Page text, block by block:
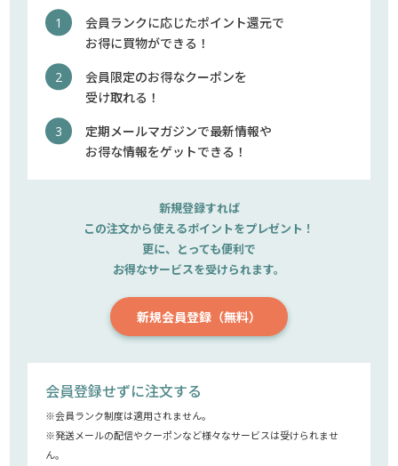
会員ランクに応じたポイント還元で
お得に買物ができる！
会員限定のお得なクーポンを
受け取れる！
定期メールマガジンで最新情報や
お得な情報をゲットできる！
新規登録すれば
この注文から使えるポイントをプレゼント！
更に、とっても便利で
お得なサービスを受けられます。
新規会員登録（無料）
会員登録せずに注文する
※会員ランク制度は適用されません。
※発送メールの配信やクーポンなど様々なサービスは受けられませ
ん。